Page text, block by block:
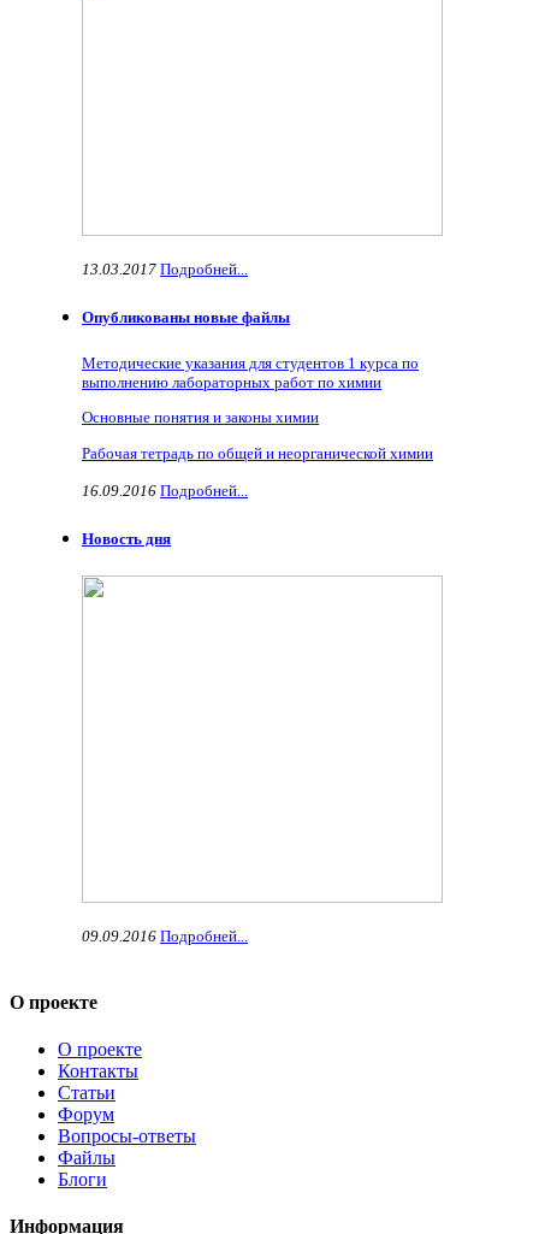
13.03.2017 Подробней...
Опубликованы новые файлы
Методические указания для студентов 1 курса по
выполнению лабораторных работ по химии
Основные понятия и законы химии
Рабочая тетрадь по общей и неорганической химии
16.09.2016 Подробней...
Новость дня
09.09.2016 Подробней...
О проекте
О проекте
Контакты
Статьи
Форум
Вопросы-ответы
Файлы
Блоги
Информация